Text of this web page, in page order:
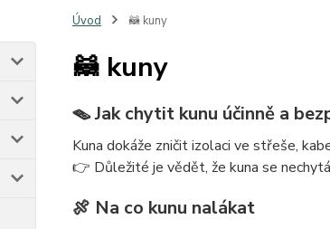
Úvod 🦝 kuny
🦝 kuny
🪤 Jak chytit kunu účinně a
Kuna dokáže zničit izolaci ve střeše,
👉 Důležité je vědět, že kuna se
🍖 Na co kunu nalákat